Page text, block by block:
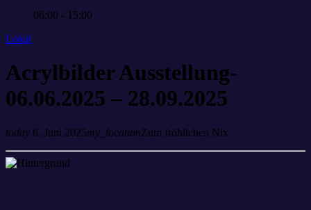
06:00 - 15:00
Lokal
Acrylbilder Ausstellung-
06.06.2025 – 28.09.2025
today 6. Juni 2025my_locationZum fröhlichen Nix